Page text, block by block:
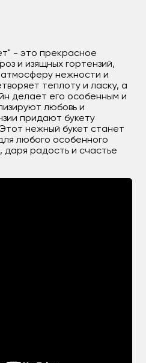
- это прекрасное
и изящных гортензий,
нежности и
теплоту и ласку, а
делает его особенным и
любовь и
придают букету
нежный букет станет
любого особенного
даря радость и счастье